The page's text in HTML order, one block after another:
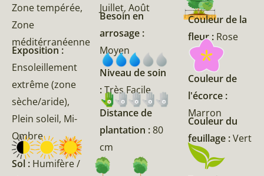
Zone tempérée,
Zone
méditérranéenne
Exposition :
Ensoleillement
extrême (zone
sèche/aride),
Plein soleil, Mi-
Ombre
Sol : Humifère /
Juillet, Août
Besoin en
arrosage :
Moyen
Niveau de soin
:Très Facile
Distance de
plantation :80
cm
Couleur de la
fleur : Rose
Couleur de
l'écorce :
Marron
Couleur du
feuillage :Vert